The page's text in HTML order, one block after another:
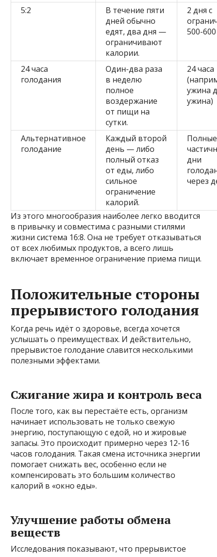
5:2
В течение пяти
дней обычно
едят, два дня —
ограничивают
калории.
2 дня с
500-
24 часа
голодания
Один-два раза
в неделю
полное
воздержание
от пищи на
сутки.
24 часа
ужина
ужина)
Альтернативное
голодание
Каждый второй
день — либо
полный отказ
от еды, либо
сильное
ограничение
калорий.
дни
через
Из этого многообразия наиболее легко вводится
в привычку и совместима с разными стилями
жизни система 16:8. Она не требует отказываться
от всех любимых продуктов, а всего лишь
включает временное ограничение приема пищи.
Положительные стороны
прерывистого голодания
Когда речь идёт о здоровье, всегда хочется
услышать о преимуществах. И действительно,
прерывистое голодание славится несколькими
полезными эффектами.
Сжигание жира и контроль веса
После того, как вы перестаёте есть, организм
начинает использовать не только свежую
энергию, поступающую с едой, но и жировые
запасы. Это происходит примерно через 12-16
часов голодания. Такая смена источника энергии
помогает снижать вес, особенно если не
компенсировать это большим количество
калорий в «окно еды».
Улучшение работы обмена
веществ
Исследования показывают, что прерывистое